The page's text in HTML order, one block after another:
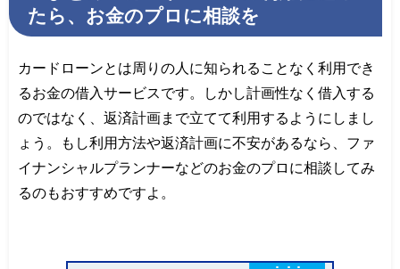
たら、お金のプロに相談を
カードローンとは周りの人に知られることなく利用でき
るお金の借入サービスです。しかし計画性なく借入する
のではなく、返済計画まで立てて利用するようにしまし
ょう。もし利用方法や返済計画に不安があるなら、ファ
イナンシャルプランナーなどのお金のプロに相談してみ
るのもおすすめですよ。